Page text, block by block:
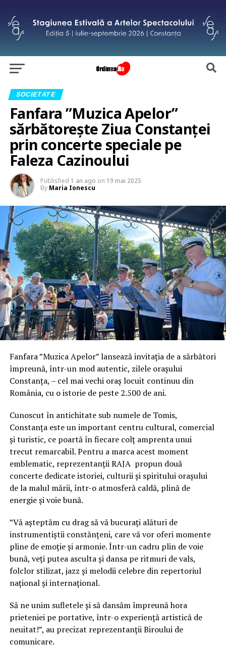
SOCIETATE
Fanfara ”Muzica Apelor”
sărbătorește Ziua Constanței
prin concerte speciale pe
Faleza Cazinoului
Published 1 an ago on 19 mai 2025
By Maria Ionescu
Fanfara ”Muzica Apelor” lansează invitația de a sărbători
împreună, într-un mod autentic, zilele orașului
Constanța, – cel mai vechi oraș locuit continuu din
România, cu o istorie de peste 2.500 de ani.
Cunoscut în antichitate sub numele de Tomis,
Constanța este un important centru cultural, comercial
și turistic, ce poartă în fiecare colț amprenta unui
trecut remarcabil. Pentru a marca acest moment
emblematic, reprezentanții RAJA propun două
concerte dedicate istoriei, culturii și spiritului orașului
de la malul mării, într-o atmosferă caldă, plină de
energie și voie bună.
”Vă așteptăm cu drag să vă bucurați alături de
instrumentiștii constănțeni, care vă vor oferi momente
pline de emoție și armonie. Într-un cadru plin de voie
bună, veți putea asculta și dansa pe ritmuri de vals,
folclor stilizat, jazz și melodii celebre din repertoriul
național și internațional.
Să ne unim sufletele și să dansăm împreună hora
prieteniei pe portative, într-o experiență artistică de
neuitat!”, au precizat reprezentanții Biroului de
comunicare.